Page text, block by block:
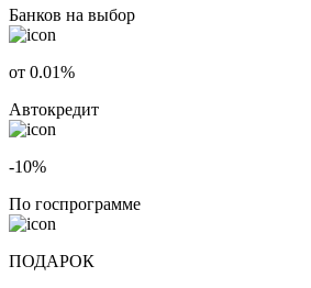
Банков на выбор
от 0.01%
Автокредит
-10%
По госпрограмме
ПОДАРОК